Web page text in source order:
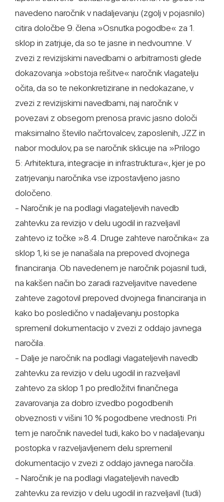
navedeno naročnik v nadaljevanju (zgolj v pojasnilo)
citira določbe 9. člena »Osnutka pogodbe« za 1.
sklop in zatrjuje, da so te jasne in nedvoumne. V
zvezi z revizijskimi navedbami o arbitrarnosti glede
dokazovanja »obstoja rešitve« naročnik vlagatelju
očita, da so te nekonkretizirane in nedokazane, v
zvezi z revizijskimi navedbami, naj naročnik v
povezavi z obsegom prenosa pravic jasno določi
maksimalno število načrtovalcev, zaposlenih, JZZ in
nabor modulov, pa se naročnik sklicuje na »Prilogo
5: Arhitektura, integracije in infrastruktura«, kjer je po
zatrjevanju naročnika vse izpostavljeno jasno
določeno.
- Naročnik je na podlagi vlagateljevih navedb
zahtevku za revizijo v delu ugodil in razveljavil
zahtevo iz točke »8.4. Druge zahteve naročnika« za
sklop 1, ki se je nanašala na prepoved dvojnega
financiranja. Ob navedenem je naročnik pojasnil tudi,
na kakšen način bo zaradi razveljavitve navedene
zahteve zagotovil prepoved dvojnega financiranja in
kako bo posledično v nadaljevanju postopka
spremenil dokumentacijo v zvezi z oddajo javnega
naročila.
- Dalje je naročnik na podlagi vlagateljevih navedb
zahtevku za revizijo v delu ugodil in razveljavil
zahtevo za sklop 1 po predložitvi finančnega
zavarovanja za dobro izvedbo pogodbenih
obveznosti v višini 10 % pogodbene vrednosti. Pri
tem je naročnik navedel tudi, kako bo v nadaljevanju
postopka v razveljavljenem delu spremenil
dokumentacijo v zvezi z oddajo javnega naročila.
- Naročnik je na podlagi vlagateljevih navedb
zahtevku za revizijo v delu ugodil in razveljavil (tudi)